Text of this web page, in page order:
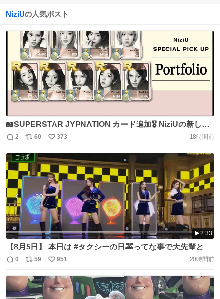
NiziUの人気ポスト
📖SUPERSTAR JYPNATION カード追加🎖️ NiziUの新しい
カード 『Portfolio』を追加💿 ぜひチェックしてください💗
https://t.co/y2dkHaINVg
返
信
数
2
リ
ポ
ス
ト
60
い
い
ね
数
373 18時間前
2:33
【8月5日】 本日は #タクシーの日🚕ってな事で大先輩との
コラボを堪能しよう😆 #SooYoung #少女時代 #MR_TAXY
返
信
数
0
リ
ポ
ス
ト
59
い
い
ね
数
951 20時間前